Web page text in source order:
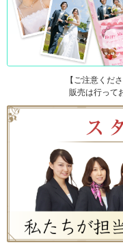
【ご注意くだ
販売は行って